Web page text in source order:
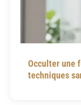
Occulter une
techniques